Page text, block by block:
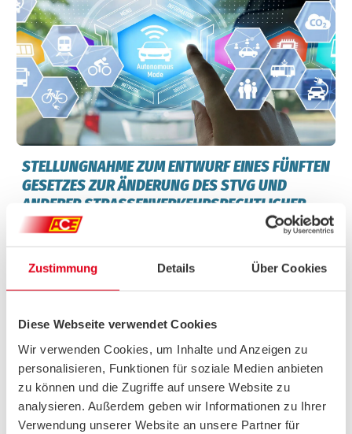
Zustimmung Details Über Cookies
Diese Webseite verwendet Cookies
Wir verwenden Cookies, um Inhalte und Anzeigen zu
personalisieren, Funktionen für soziale Medien anbieten
zu können und die Zugriffe auf unsere Website zu
analysieren. Außerdem geben wir Informationen zu Ihrer
Verwendung unserer Website an unsere Partner für
STELLUNGNAHME ZUM ENTWURF EINES FÜNFTEN
GESETZES ZUR ÄNDERUNG DES STVG UND
ANDERER STRASSENVERKEHRSRECHTLICHER V
ORSCHRIFTEN
Im Rahmen einer öffentlichen Anhörung im Deutschen
Bundestag
2026/02 – Der ACE Auto Club Europa setzt sich für eine StVG-
Novelle ein, die Digitalisierung als Impuls für die „Vision
schutzbedürftige Gruppen maßgeblich zu erhöhen. Er fordert
Freihaltung von Gehwegen sowie sozial gestaffelte
Bewohnerparkgebühren, um Mobilität für alle bezahlbar zu
halten.
Zur Stellungnahme (PDF)